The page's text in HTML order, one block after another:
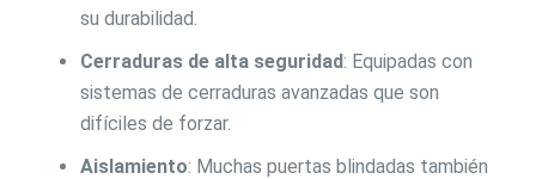
su durabilidad.
Cerraduras de alta seguridad: Equipadas con
sistemas de cerraduras avanzadas que son
difíciles de forzar.
Aislamiento: Muchas puertas blindadas también